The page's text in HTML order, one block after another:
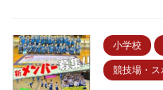
小学校
競技場・